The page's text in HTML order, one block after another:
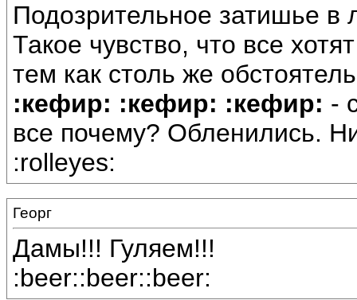
Подозрительное затишье
Такое чувство, что все
тем как столь же
:кефир: :кефир: :кефир: -
все почему? Обленились.
:rolleyes:
Георг
Дамы!!! Гуляем!!!
:beer::beer::beer: